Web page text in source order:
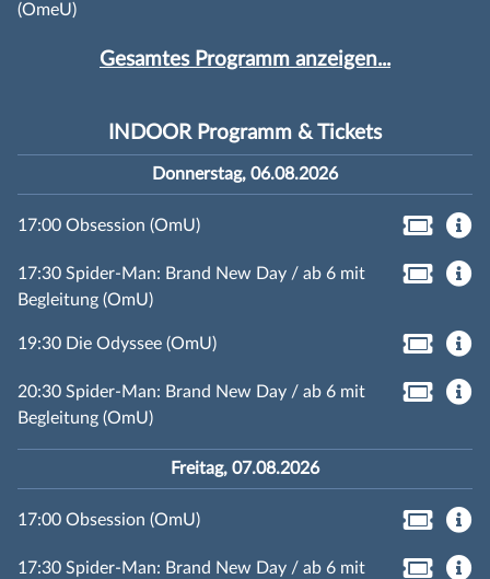
(OmeU)
Gesamtes Programm anzeigen...
INDOOR Programm & Tickets
Donnerstag, 06.08.2026
17:00 Obsession (OmU)
17:30 Spider-Man: Brand New Day / ab 6 mit
Begleitung (OmU)
19:30 Die Odyssee (OmU)
20:30 Spider-Man: Brand New Day / ab 6 mit
Begleitung (OmU)
Freitag, 07.08.2026
17:00 Obsession (OmU)
17:30 Spider-Man: Brand New Day / ab 6 mit